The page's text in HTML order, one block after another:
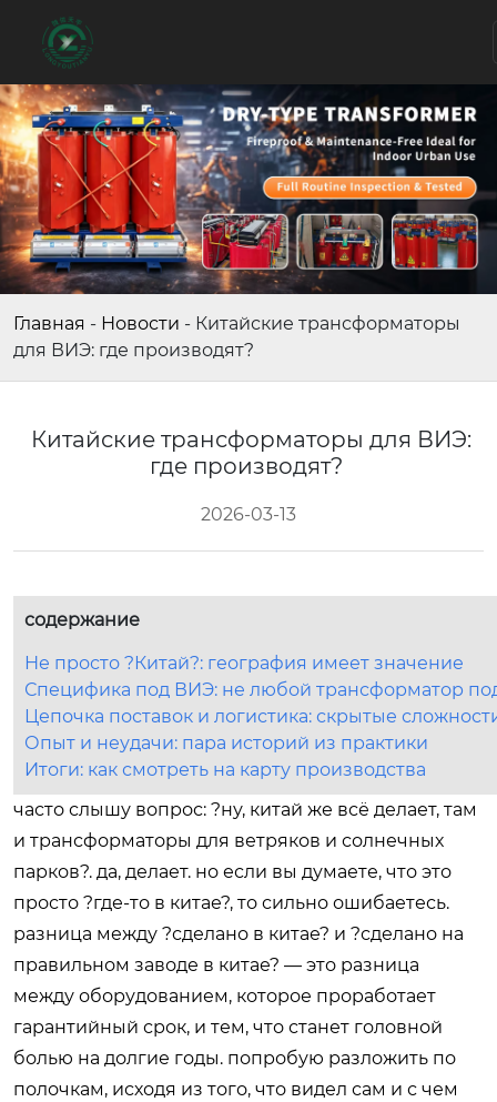
Главная - Новости - Китайские трансформаторы
для ВИЭ: где производят?
Китайские трансформаторы для ВИЭ:
где производят?
2026-03-13
содержание
Не просто ?Китай?: география имеет значение
Специфика под ВИЭ: не любой трансформатор
Цепочка поставок и логистика: скрытые
Опыт и неудачи: пара историй из практики
Итоги: как смотреть на карту производства
часто слышу вопрос: ?ну, китай же всё делает, там
и трансформаторы для ветряков и солнечных
парков?. да, делает. но если вы думаете, что это
просто ?где-то в китае?, то сильно ошибаетесь.
разница между ?сделано в китае? и ?сделано на
правильном заводе в китае? — это разница
между оборудованием, которое проработает
гарантийный срок, и тем, что станет головной
болью на долгие годы. попробую разложить по
полочкам, исходя из того, что видел сам и с чем